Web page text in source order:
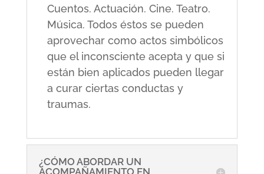
Cuentos. Actuación. Cine. Teatro.
Música. Todos éstos se pueden
aprovechar como actos simbólicos
que el inconsciente acepta y que si
están bien aplicados pueden llegar
a curar ciertas conductas y
traumas.
¿CÓMO ABORDAR UN